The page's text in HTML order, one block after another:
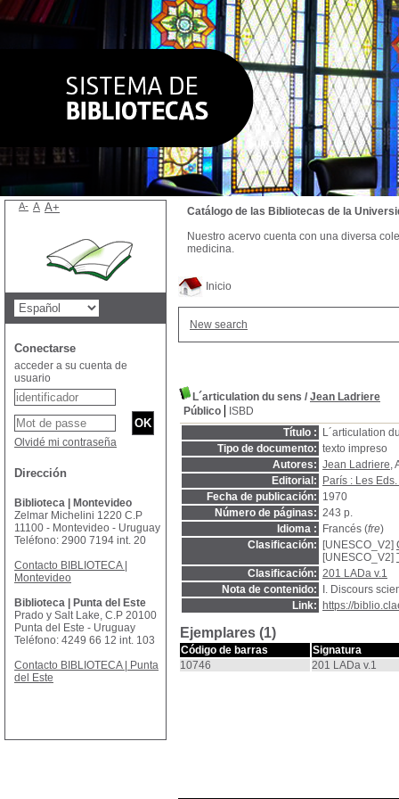
Inicio
New search
L´articulation du sens / Jean Ladriere
Público
ISBD
Título :
L´articulation
Tipo de documento: texto impreso
Autores: Jean Ladriere,
Editorial:
París : Les
Fecha de publicación: 1970
Número de páginas: 243 p.
Idioma :
Francés (fre)
Clasificación:
[UNESCO_V2]
[UNESCO_V2]
Clasificación: 201 LADa v.1
Nota de contenido:
I. Discours
Link:
https://
Ejemplares (1)
Código de barras
Signatura
10746
201 LADa v.1
Catálogo de las Bibliotecas de la
Nuestro acervo cuenta con una diversa
medicina.
A- A A+
Conectarse
acceder a su cuenta de
usuario
Olvidé mi contraseña
Dirección
Biblioteca | Montevideo
Zelmar Michelini 1220 C.P
11100 - Montevideo - Uruguay
Teléfono: 2900 7194 int. 20
Contacto BIBLIOTECA |
Montevideo
Biblioteca | Punta del Este
Prado y Salt Lake, C.P 20100
Punta del Este - Uruguay
Teléfono: 4249 66 12 int. 103
Contacto BIBLIOTECA | Punta
del Este